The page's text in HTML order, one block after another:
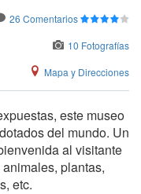
26 Comentarios
10 Fotografías
Mapa y Direcciones
este museo
del mundo. Un
al visitante
plantas,
etc.